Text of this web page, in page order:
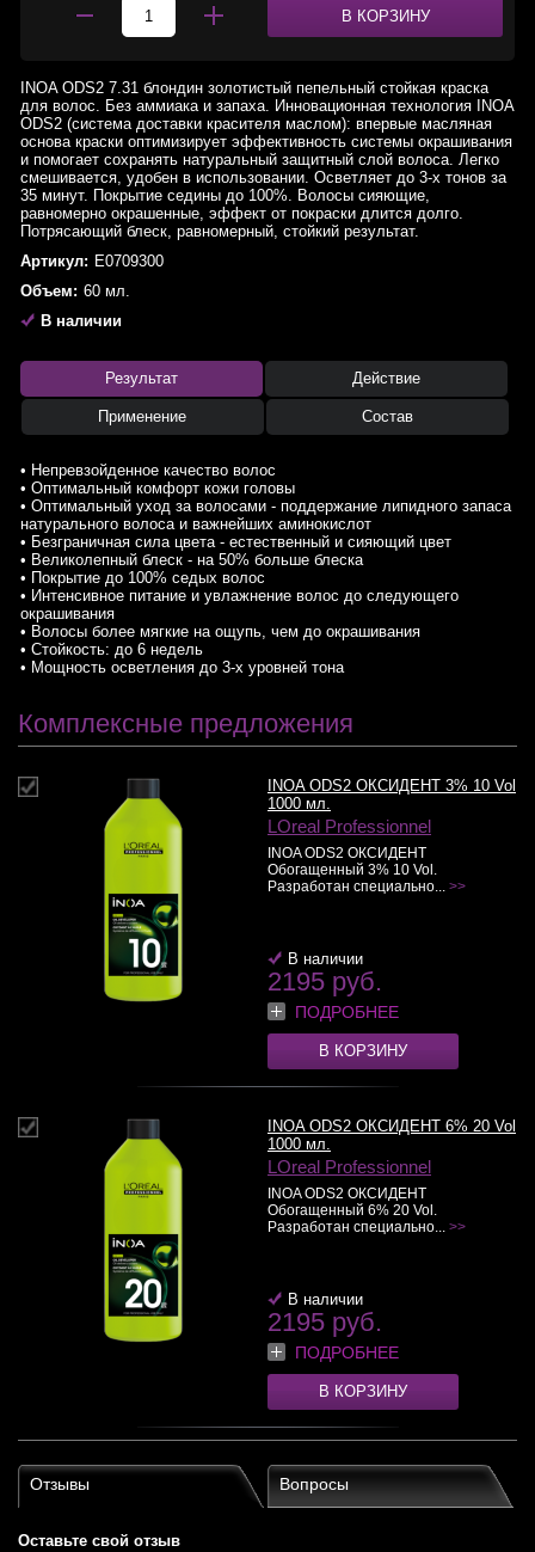
В КОРЗИНУ
INOA ODS2 7.31 блондин золотистый пепельный стойкая краска
для волос. Без аммиака и запаха. Инновационная технология INOA
ODS2 (система доставки красителя маслом): впервые масляная
основа краски оптимизирует эффективность системы окрашивания
и помогает сохранять натуральный защитный слой волоса. Легко
смешивается, удобен в использовании. Осветляет до 3-х тонов за
35 минут. Покрытие седины до 100%. Волосы сияющие,
равномерно окрашенные, эффект от покраски длится долго.
Потрясающий блеск, равномерный, стойкий результат.
Артикул: E0709300
Объем: 60 мл.
В наличии
Результат Действие
Применение Состав
• Непревзойденное качество волос
• Оптимальный комфорт кожи головы
• Оптимальный уход за волосами - поддержание липидного запаса
натурального волоса и важнейших аминокислот
• Безграничная сила цвета - естественный и сияющий цвет
• Великолепный блеск - на 50% больше блеска
• Покрытие до 100% седых волос
• Интенсивное питание и увлажнение волос до следующего
окрашивания
• Волосы более мягкие на ощупь, чем до окрашивания
• Стойкость: до 6 недель
• Мощность осветления до 3-х уровней тона
Комплексные предложения
INOA ODS2 ОКСИДЕНТ 3% 10 Vol
1000 мл.
LOreal Professionnel
INOA ODS2 ОКСИДЕНТ
Обогащенный 3% 10 Vol.
Разработан специально... >>
В наличии
2195 руб.
ПОДРОБНЕЕ
В КОРЗИНУ
INOA ODS2 ОКСИДЕНТ 6% 20 Vol
1000 мл.
LOreal Professionnel
INOA ODS2 ОКСИДЕНТ
Обогащенный 6% 20 Vol.
Разработан специально... >>
В наличии
2195 руб.
ПОДРОБНЕЕ
В КОРЗИНУ
Отзывы Вопросы
Оставьте свой отзыв